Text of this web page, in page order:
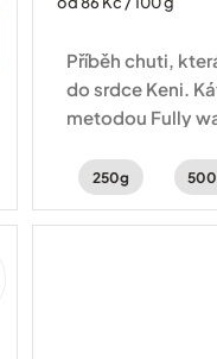
Příběh chuti,
do srdce Keni.
metodou Fully
jasmínu.
250g